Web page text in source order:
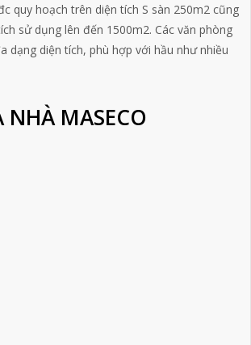
quy hoạch trên diện tích S sàn 250m2 cũng
sử dụng lên đến 1500m2. Các văn phòng
dạng diện tích, phù hợp với hầu như nhiều
NHÀ MASECO